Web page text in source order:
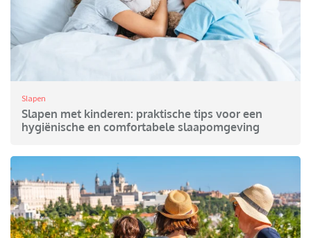
Slapen
Slapen met kinderen: praktische tips voor een
hygiënische en comfortabele slaapomgeving